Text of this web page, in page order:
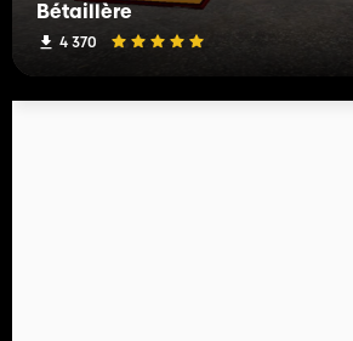
Bétaillère
4 370